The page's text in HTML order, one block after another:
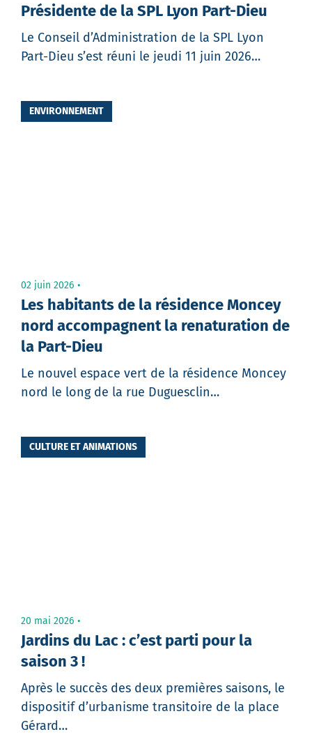
Présidente de la SPL Lyon Part-Dieu
Le Conseil d’Administration de la SPL Lyon
Part-Dieu s’est réuni le jeudi 11 juin 2026…
ENVIRONNEMENT
02 juin 2026
Les habitants de la résidence Moncey
nord accompagnent la renaturation de
la Part-Dieu
Le nouvel espace vert de la résidence Moncey
nord le long de la rue Duguesclin…
CULTURE ET ANIMATIONS
20 mai 2026
Jardins du Lac : c’est parti pour la
saison 3 !
Après le succès des deux premières saisons, le
dispositif d’urbanisme transitoire de la place
Gérard…